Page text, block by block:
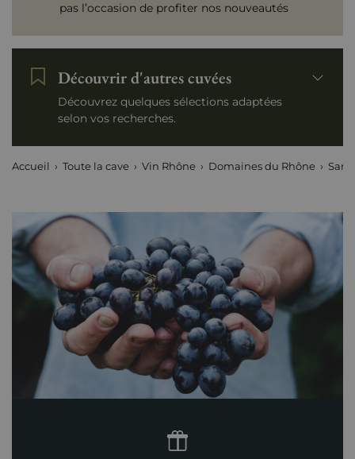
pas l’occasion de profiter nos nouveautés
Découvrir d'autres cuvées
Découvrez quelques sélections adaptées
selon vos recherches.
Accueil Toute la cave Vin Rhône Domaines du Rhône